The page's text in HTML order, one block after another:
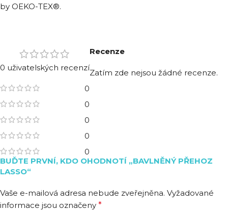
by OEKO-TEX®.
0 uživatelských recenzí
0
0
0
0
0
Recenze
Zatím zde nejsou žádné recenze.
BUĎTE PRVNÍ, KDO OHODNOTÍ „BAVLNĚNÝ PŘEHOZ
LASSO“
Vaše e-mailová adresa nebude zveřejněna. Vyžadované
informace jsou označeny *